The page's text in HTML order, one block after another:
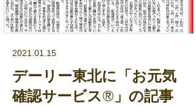
2021.01.15
デーリー東北に「お元気
確認サービス®」の記事